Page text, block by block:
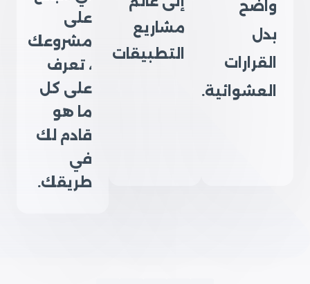
واضح
بدل
القرارات
العشوائية.
مشاريع
التطبيقات
على
مشروعك
، تعرف
على كل
ما هو
قادم لك
في
طريقك.